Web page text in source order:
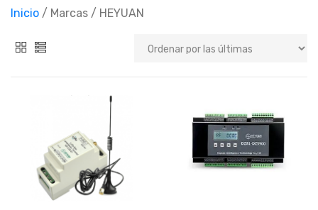
Inicio / Marcas / HEYUAN